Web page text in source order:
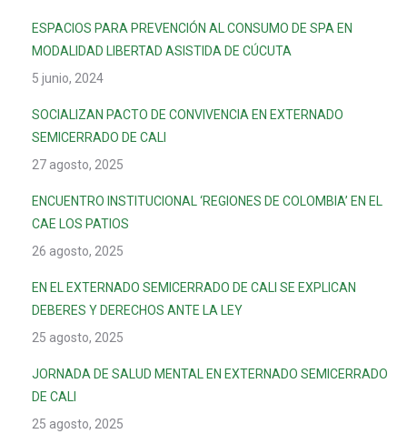
ESPACIOS PARA PREVENCIÓN AL CONSUMO DE SPA EN
MODALIDAD LIBERTAD ASISTIDA DE CÚCUTA
5 junio, 2024
SOCIALIZAN PACTO DE CONVIVENCIA EN EXTERNADO
SEMICERRADO DE CALI
27 agosto, 2025
ENCUENTRO INSTITUCIONAL ‘REGIONES DE COLOMBIA’ EN EL
CAE LOS PATIOS
26 agosto, 2025
EN EL EXTERNADO SEMICERRADO DE CALI SE EXPLICAN
DEBERES Y DERECHOS ANTE LA LEY
25 agosto, 2025
JORNADA DE SALUD MENTAL EN EXTERNADO SEMICERRADO
DE CALI
25 agosto, 2025